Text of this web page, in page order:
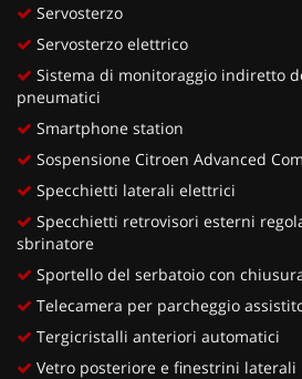
Servosterzo
Servosterzo elettrico
Sistema di monitoraggio indiretto
pneumatici
Smartphone station
Sospensione Citroen Advanced
Specchietti laterali elettrici
Specchietti retrovisori esterni
sbrinatore
Sportello del serbatoio con
Telecamera per parcheggio
Tergicristalli anteriori automatici
Vetro posteriore e finestrini